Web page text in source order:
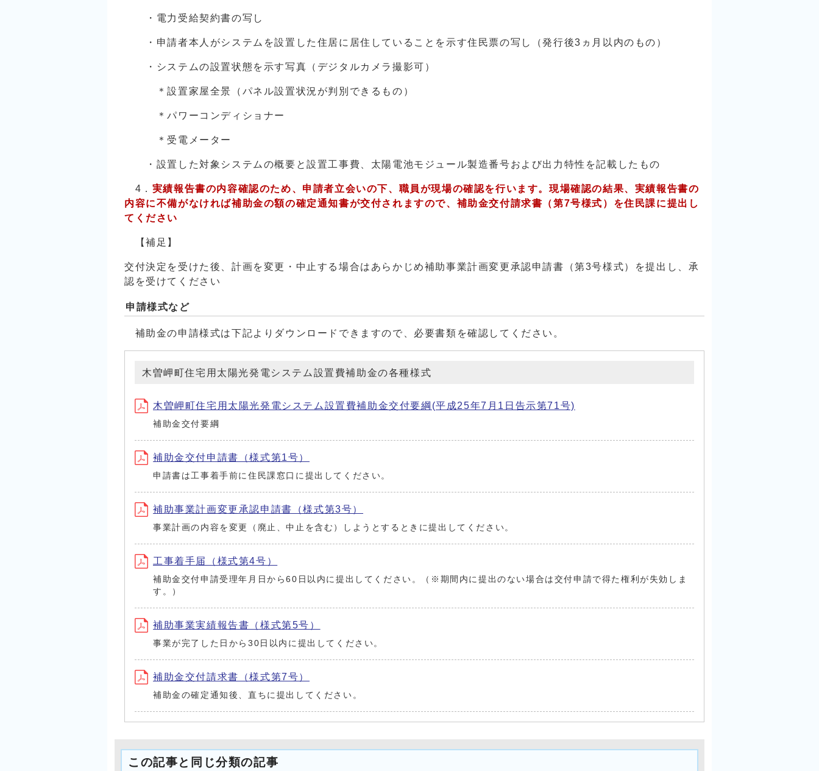
・電力受給契約書の写し
・申請者本人がシステムを設置した住居に居住していることを示す住民票の写し（発行後3ヵ月以内のもの）
・システムの設置状態を示す写真（デジタルカメラ撮影可）
＊設置家屋全景（パネル設置状況が判別できるもの）
＊パワーコンディショナー
＊受電メーター
・設置した対象システムの概要と設置工事費、太陽電池モジュール製造番号および出力特性を記載したもの
4． 実績報告書の内容確認のため、申請者立会いの下、職員が現場の確認を行います。現場確認の結果、実績報告書の
内容に不備がなければ補助金の額の確定通知書が交付されますので、補助金交付請求書（第7号様式）を住民課に提出し
てください
【補足】
交付決定を受けた後、計画を変更・中止する場合はあらかじめ補助事業計画変更承認申請書（第3号様式）を提出し、承
認を受けてください
申請様式など
補助金の申請様式は下記よりダウンロードできますので、必要書類を確認してください。
木曽岬町住宅用太陽光発電システム設置費補助金の各種様式
木曽岬町住宅用太陽光発電システム設置費補助金交付要綱(平成25年7月1日告示第71号)
補助金交付要綱
補助金交付申請書（様式第1号）
申請書は工事着手前に住民課窓口に提出してください。
補助事業計画変更承認申請書（様式第3号）
事業計画の内容を変更（廃止、中止を含む）しようとするときに提出してください。
工事着手届（様式第4号）
補助金交付申請受理年月日から60日以内に提出してください。（※期間内に提出のない場合は交付申請で得た権利が失効しま
す。）
補助事業実績報告書（様式第5号）
事業が完了した日から30日以内に提出してください。
補助金交付請求書（様式第7号）
補助金の確定通知後、直ちに提出してください。
この記事と同じ分類の記事